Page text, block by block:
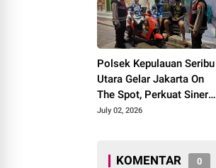
Polsek Kepulauan Seribu
Utara Gelar Jakarta On
The Spot, Perkuat Sinergi
dengan Warga Jaga
July 02, 2026
KOMENTAR 0